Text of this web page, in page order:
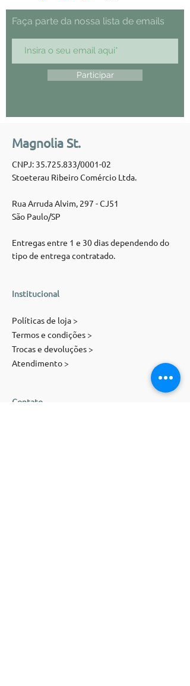
Faça parte da nossa lista de emails
Participar
Magnolia St.
CNPJ: 35.725.833/0001-02
Stoeterau Ribeiro Comércio Ltda.
Rua Arruda Alvim, 297 - CJ51
São Paulo/SP
Entregas entre 1 e 30 dias dependendo do
tipo de entrega contratado.
Institucional
Políticas de loja >
Termos e condições >
Trocas e devoluções >
Atendimento >
Contato